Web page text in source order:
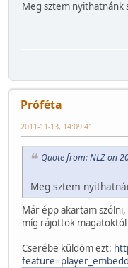
Meg sztem nyithatnánk
Próféta
2011-11-13, 14:09:41
Quote from: NLZ on
Meg sztem
Már épp akartam
míg rájöttök magatoktól
Cserébe küldöm ezt: